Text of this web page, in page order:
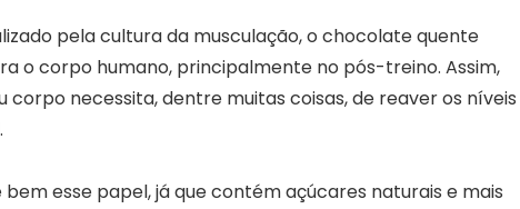
pela cultura da musculação, o chocolate quente
o corpo humano, principalmente no pós-treino. Assim,
corpo necessita, dentre muitas coisas, de reaver os níveis
esse papel, já que contém açúcares naturais e mais